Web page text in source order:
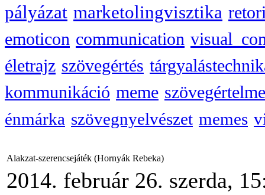
pályázat marketolingvisztika
emoticon communication
életrajz szövegértés
kommunikáció meme
énmárka szövegnyelvészet memes
Alakzat-szerencsejáték (Hornyák Rebeka)
2014. február 26. szerda,